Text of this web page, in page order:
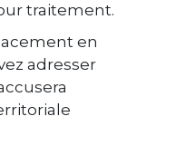
traitement.
en
adresser